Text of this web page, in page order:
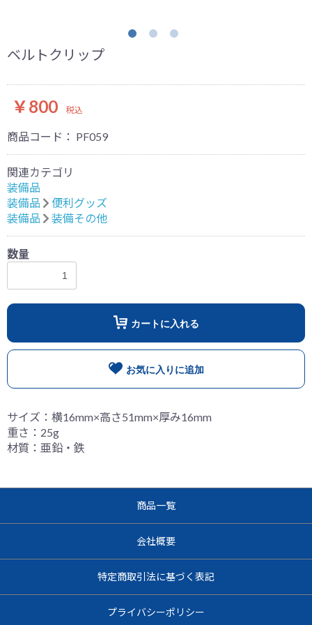
ベルトクリップ
￥800 税込
商品コード： PF059
関連カテゴリ
装備品
装備品
便利グッズ
装備品
装備その他
数量
カートに入れる
お買い物を続ける
お気に入りに追加
サイズ：横16mm×高さ51mm×厚み16mm
重さ：25g
材質：亜鉛・鉄
商品一覧
会社概要
特定商取引法に基づく表記
プライバシーポリシー